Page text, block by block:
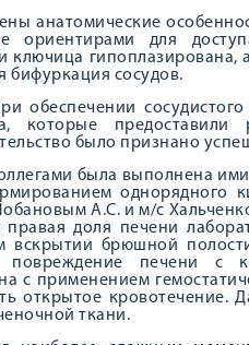
анатомические
ориентирами для
гипоплазирована,
бифуркация сосудов.
обеспечении
которые предоставили
было признано
была выполнена
однорядного
А.С. и м/с
правая доля печени
вскрытии брюшной
повреждение печени с
с применением
открытое кровотечение.
ткани.